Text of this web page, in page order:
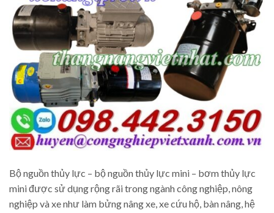
Bộ nguồn thủy lực – bộ nguồn thủy lực mini – bơm thủy lực
mini được sử dụng rộng rãi trong ngành công nghiệp, nông
nghiệp và xe như làm bửng nâng xe, xe cứu hộ, bàn nâng, hệ